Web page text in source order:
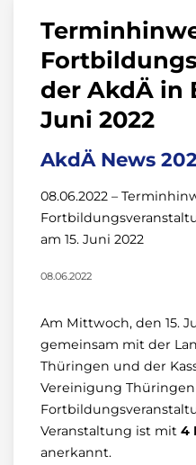
der AkdÄ in
Juni 2022
AkdÄ News
08.06.2022 –
am 15. Juni 2022
08.06.2022
Am Mittwoch, den 15.
gemeinsam mit der
Thüringen und der
Vereinigung
Veranstaltung ist mit 4
anerkannt.